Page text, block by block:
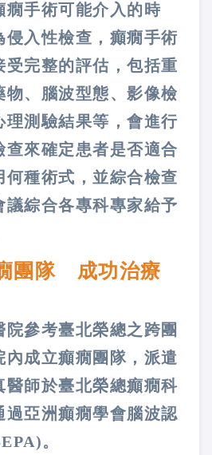
癇手術可能介入的時
侵入性檢查，癲癇手術
受完整的評估，包括重
物、腦波型態、影像檢
理測驗結果等，會進行
查來確定患者是否適合
何種術式，並綜合檢查
議綜合各專科專家給予
團隊 成功治療
院參考臺北榮總之跨團
內成立癲癇團隊，派遣
醫師於臺北榮總癲癇科
過亞洲癲癇學會腦波認
。